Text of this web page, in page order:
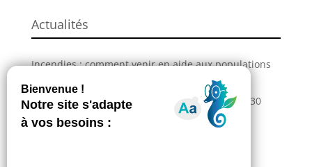
Actualités
Incendies : comment venir en aide aux populations
La Grande Fête de L’Union revient les 28, 29 et 30
août !